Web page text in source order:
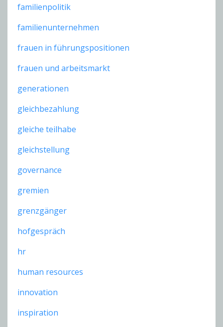
familienpolitik
familienunternehmen
frauen in führungspositionen
frauen und arbeitsmarkt
generationen
gleichbezahlung
gleiche teilhabe
gleichstellung
governance
gremien
grenzgänger
hofgespräch
hr
human resources
innovation
inspiration